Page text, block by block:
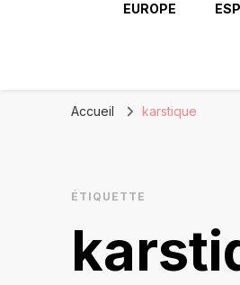
EUROPE
Accueil karstique
ÉTIQUETTE